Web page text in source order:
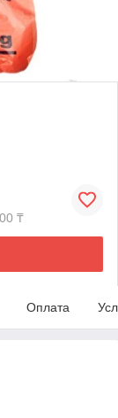
₸
Оплата